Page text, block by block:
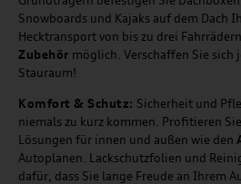
Snowboards und Kajaks auf dem Dach
Hecktransport von bis zu drei
Zubehör möglich. Verschaffen Sie sich
Stauraum!
Komfort & Schutz: Sicherheit und
niemals zu kurz kommen. Profitieren
Lösungen für innen und außen wie den
Autoplanen. Lackschutzfolien und
dafür, dass Sie lange Freude an Ihrem